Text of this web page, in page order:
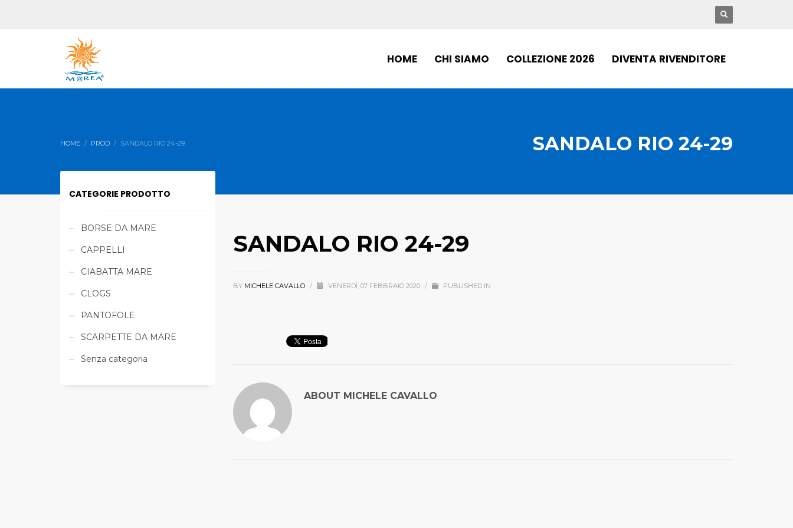
HOME CHI SIAMO COLLEZIONE 2026 DIVENTA RIVENDITORE
HOME PROD SANDALO RIO 24-29 SANDALO RIO 24-29
SANDALO RIO 24-29
BY MICHELE CAVALLO / VENERDÌ, 07 FEBBRAIO 2020 / PUBLISHED IN
ABOUT MICHELE CAVALLO
CATEGORIE PRODOTTO
BORSE DA MARE
CAPPELLI
CIABATTA MARE
CLOGS
PANTOFOLE
SCARPETTE DA MARE
Senza categoria